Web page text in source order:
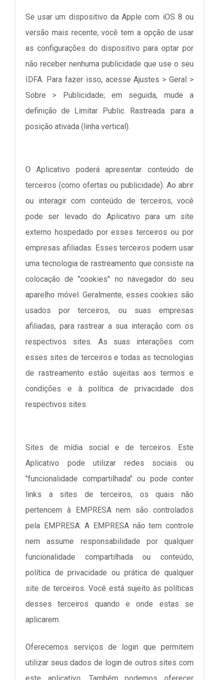
Se usar um dispositivo da Apple com iOS 8 ou
versão mais recente, você tem a opção de usar
as configurações do dispositivo para optar por
não receber nenhuma publicidade que use o seu
IDFA. Para fazer isso, acesse Ajustes > Geral >
Sobre > Publicidade; em seguida, mude a
definição de Limitar Public. Rastreada. para a
posição ativada (linha vertical).
O Aplicativo poderá apresentar conteúdo de
terceiros (como ofertas ou publicidade). Ao abrir
ou interagir com conteúdo de terceiros, você
pode ser levado do Aplicativo para um site
externo hospedado por esses terceiros ou por
empresas afiliadas. Esses terceiros podem usar
uma tecnologia de rastreamento que consiste na
colocação de "cookies" no navegador do seu
aparelho móvel. Geralmente, esses cookies são
usados por terceiros, ou suas empresas
afiliadas, para rastrear a sua interação com os
respectivos sites. As suas interações com
esses sites de terceiros e todas as tecnologias
de rastreamento estão sujeitas aos termos e
condições e à política de privacidade dos
respectivos sites.
Sites de mídia social e de terceiros. Este
Aplicativo pode utilizar redes sociais ou
"funcionalidade compartilhada" ou pode conter
links a sites de terceiros, os quais não
pertencem à EMPRESA nem são controlados
pela EMPRESA. A EMPRESA não tem controle
nem assume responsabilidade por qualquer
funcionalidade compartilhada ou conteúdo,
política de privacidade ou prática de qualquer
site de terceiros. Você está sujeito às políticas
desses terceiros quando e onde estas se
aplicarem.
Oferecemos serviços de login que permitem
utilizar seus dados de login de outros sites com